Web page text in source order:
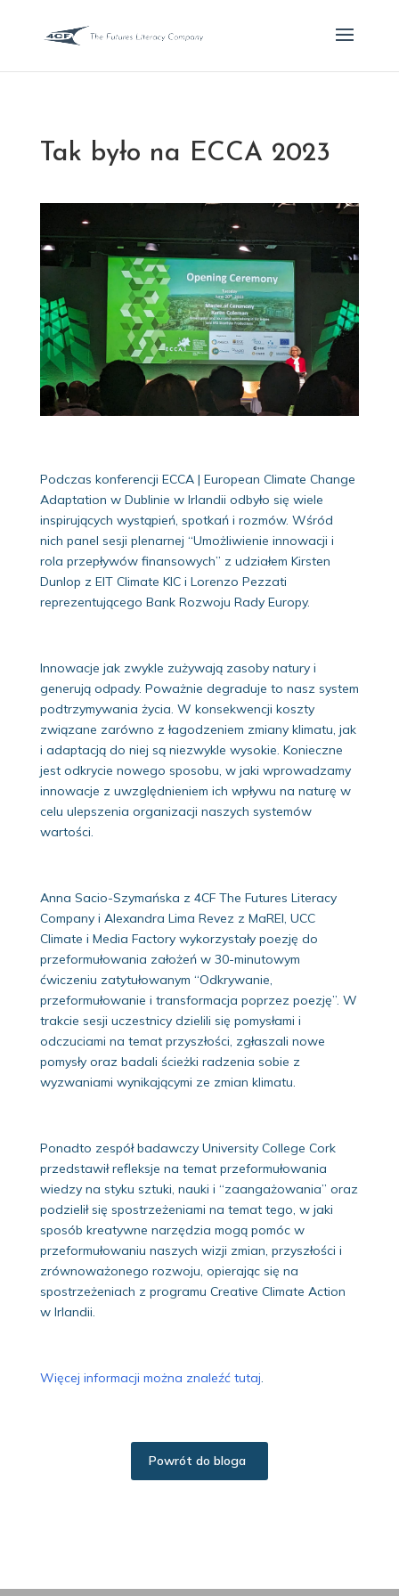
Tak było na ECCA 2023
Podczas konferencji ECCA | European Climate Change
Adaptation w Dublinie w Irlandii odbyło się wiele
inspirujących wystąpień, spotkań i rozmów. Wśród
nich panel sesji plenarnej “Umożliwienie innowacji i
rola przepływów finansowych” z udziałem Kirsten
Dunlop z EIT Climate KIC i Lorenzo Pezzati
reprezentującego Bank Rozwoju Rady Europy.
Innowacje jak zwykle zużywają zasoby natury i
generują odpady. Poważnie degraduje to nasz system
podtrzymywania życia. W konsekwencji koszty
związane zarówno z łagodzeniem zmiany klimatu, jak
i adaptacją do niej są niezwykle wysokie. Konieczne
jest odkrycie nowego sposobu, w jaki wprowadzamy
innowacje z uwzględnieniem ich wpływu na naturę w
celu ulepszenia organizacji naszych systemów
wartości.
Anna Sacio-Szymańska z 4CF The Futures Literacy
Company i Alexandra Lima Revez z MaREI, UCC
Climate i Media Factory wykorzystały poezję do
przeformułowania założeń w 30-minutowym
ćwiczeniu zatytułowanym “Odkrywanie,
przeformułowanie i transformacja poprzez poezję”. W
trakcie sesji uczestnicy dzielili się pomysłami i
odczuciami na temat przyszłości, zgłaszali nowe
pomysły oraz badali ścieżki radzenia sobie z
wyzwaniami wynikającymi ze zmian klimatu.
Ponadto zespół badawczy University College Cork
przedstawił refleksje na temat przeformułowania
wiedzy na styku sztuki, nauki i “zaangażowania” oraz
podzielił się spostrzeżeniami na temat tego, w jaki
sposób kreatywne narzędzia mogą pomóc w
przeformułowaniu naszych wizji zmian, przyszłości i
zrównoważonego rozwoju, opierając się na
spostrzeżeniach z programu Creative Climate Action
w Irlandii.
Więcej informacji można znaleźć tutaj.
Powrót do bloga